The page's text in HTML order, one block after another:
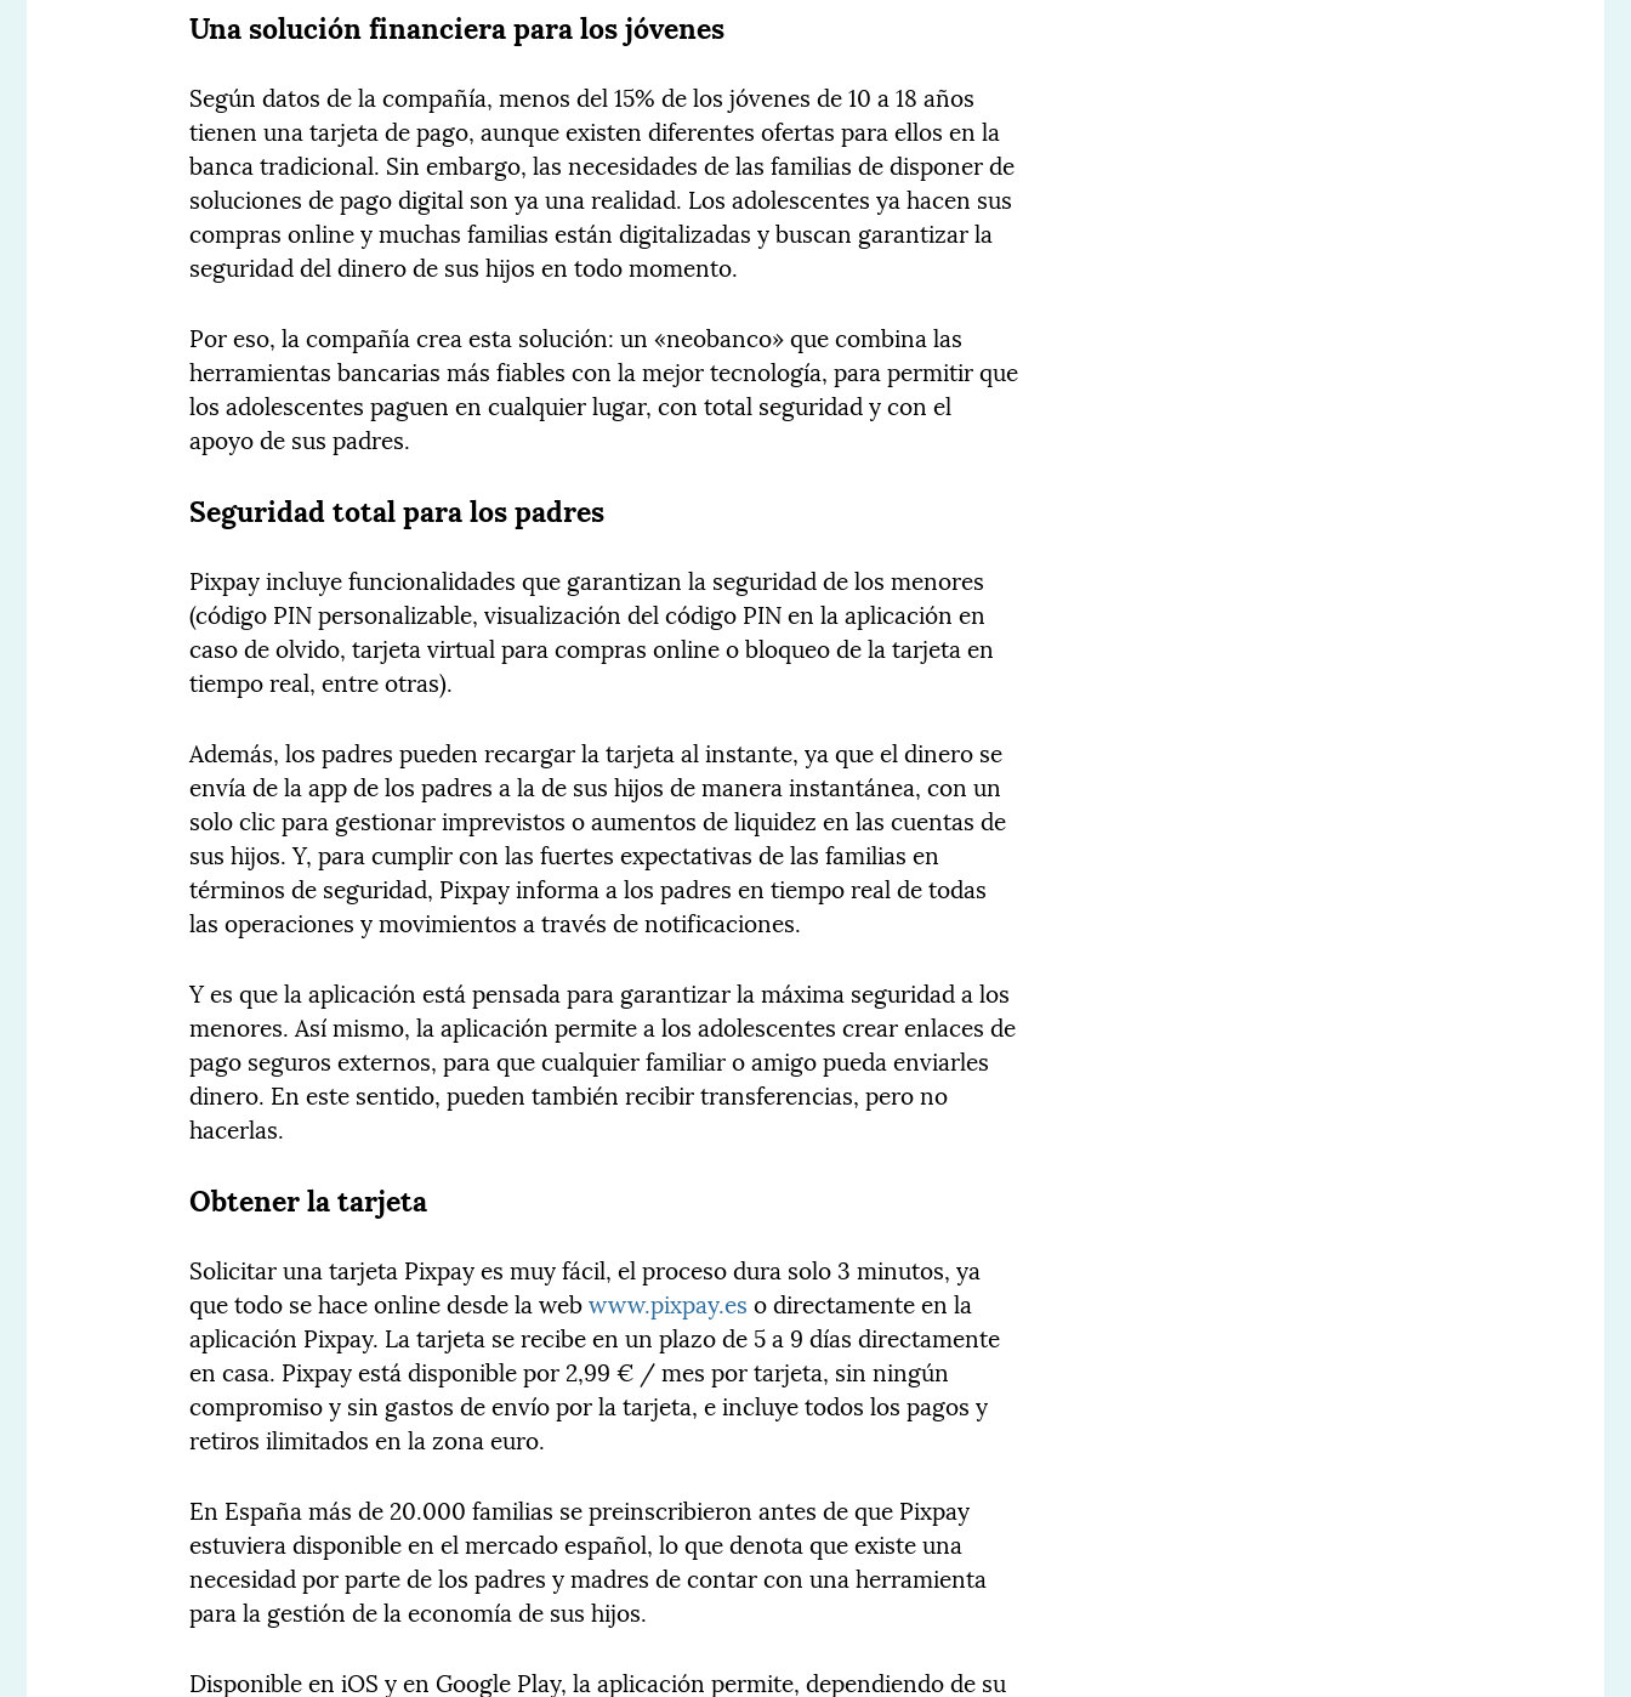
Una solución financiera para los jóvenes
Según datos de la compañía, menos del 15% de los jóvenes de 10 a 18 años
tienen una tarjeta de pago, aunque existen diferentes ofertas para ellos en la
banca tradicional. Sin embargo, las necesidades de las familias de disponer de
soluciones de pago digital son ya una realidad. Los adolescentes ya hacen sus
compras online y muchas familias están digitalizadas y buscan garantizar la
seguridad del dinero de sus hijos en todo momento.
Por eso, la compañía crea esta solución: un «neobanco» que combina las
herramientas bancarias más fiables con la mejor tecnología, para permitir que
los adolescentes paguen en cualquier lugar, con total seguridad y con el
apoyo de sus padres.
Seguridad total para los padres
Pixpay incluye funcionalidades que garantizan la seguridad de los menores
(código PIN personalizable, visualización del código PIN en la aplicación en
caso de olvido, tarjeta virtual para compras online o bloqueo de la tarjeta en
tiempo real, entre otras).
Además, los padres pueden recargar la tarjeta al instante, ya que el dinero se
envía de la app de los padres a la de sus hijos de manera instantánea, con un
solo clic para gestionar imprevistos o aumentos de liquidez en las cuentas de
sus hijos. Y, para cumplir con las fuertes expectativas de las familias en
términos de seguridad, Pixpay informa a los padres en tiempo real de todas
las operaciones y movimientos a través de notificaciones.
Y es que la aplicación está pensada para garantizar la máxima seguridad a los
menores. Así mismo, la aplicación permite a los adolescentes crear enlaces de
pago seguros externos, para que cualquier familiar o amigo pueda enviarles
dinero. En este sentido, pueden también recibir transferencias, pero no
hacerlas.
Obtener la tarjeta
Solicitar una tarjeta Pixpay es muy fácil, el proceso dura solo 3 minutos, ya
que todo se hace online desde la webwww.pixpay.es o directamente en la
aplicación Pixpay. La tarjeta se recibe en un plazo de 5 a 9 días directamente
en casa. Pixpay está disponible por 2,99 € / mes por tarjeta, sin ningún
compromiso y sin gastos de envío por la tarjeta, e incluye todos los pagos y
retiros ilimitados en la zona euro.
En España más de 20.000 familias se preinscribieron antes de que Pixpay
estuviera disponible en el mercado español, lo que denota que existe una
necesidad por parte de los padres y madres de contar con una herramienta
para la gestión de la economía de sus hijos.
Disponible en iOS y en Google Play, la aplicación permite, dependiendo de su